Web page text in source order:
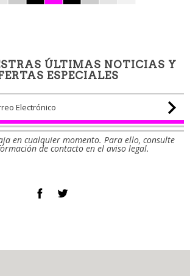
ÚLTIMAS NOTICIAS Y
ESPECIALES
en cualquier momento. Para ello, consulte
de contacto en el aviso legal.
Facebook
Twitter